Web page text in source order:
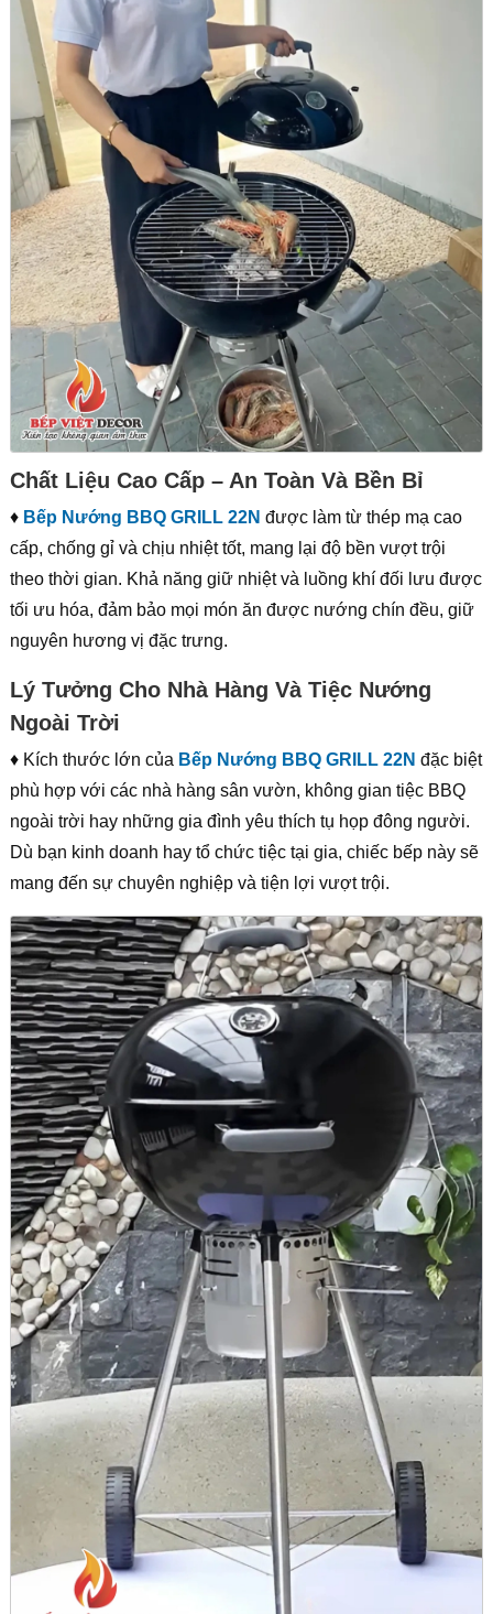
Chất Liệu Cao Cấp – An Toàn Và Bền Bỉ
♦ Bếp Nướng BBQ GRILL 22N được làm từ thép mạ cao
cấp, chống gỉ và chịu nhiệt tốt, mang lại độ bền vượt trội
theo thời gian. Khả năng giữ nhiệt và luồng khí đối lưu được
tối ưu hóa, đảm bảo mọi món ăn được nướng chín đều, giữ
nguyên hương vị đặc trưng.
Lý Tưởng Cho Nhà Hàng Và Tiệc Nướng
Ngoài Trời
♦ Kích thước lớn của Bếp Nướng BBQ GRILL 22N đặc biệt
phù hợp với các nhà hàng sân vườn, không gian tiệc BBQ
ngoài trời hay những gia đình yêu thích tụ họp đông người.
Dù bạn kinh doanh hay tổ chức tiệc tại gia, chiếc bếp này sẽ
mang đến sự chuyên nghiệp và tiện lợi vượt trội.